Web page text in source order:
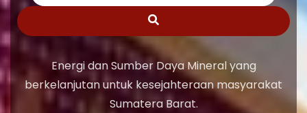
Energi dan Sumber Daya Mineral yang
berkelanjutan untuk kesejahteraan masyarakat
Sumatera Barat.